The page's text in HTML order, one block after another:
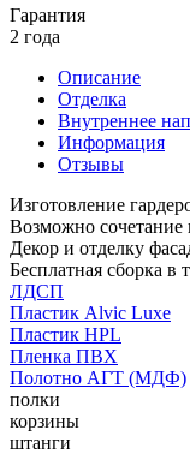
Гарантия
2 года
Описание
Отделка
Внутреннее
Информация
Отзывы
Изготовление
Возможно сочетание
Декор и отделку
Бесплатная сборка в
ЛДСП
Пластик Alvic Luxe
Пластик HPL
Пленка ПВХ
Полотно АГТ (МДФ)
полки
корзины
штанги